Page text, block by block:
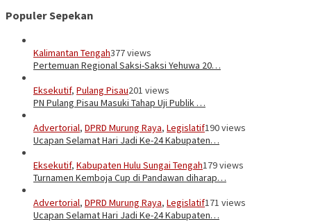
Populer Sepekan
Kalimantan Tengah377 views
Pertemuan Regional Saksi-Saksi Yehuwa 20…
Eksekutif, Pulang Pisau201 views
PN Pulang Pisau Masuki Tahap Uji Publik …
Advertorial, DPRD Murung Raya, Legislatif190 views
Ucapan Selamat Hari Jadi Ke-24 Kabupaten…
Eksekutif, Kabupaten Hulu Sungai Tengah179 views
Turnamen Kemboja Cup di Pandawan diharap…
Advertorial, DPRD Murung Raya, Legislatif171 views
Ucapan Selamat Hari Jadi Ke-24 Kabupaten…